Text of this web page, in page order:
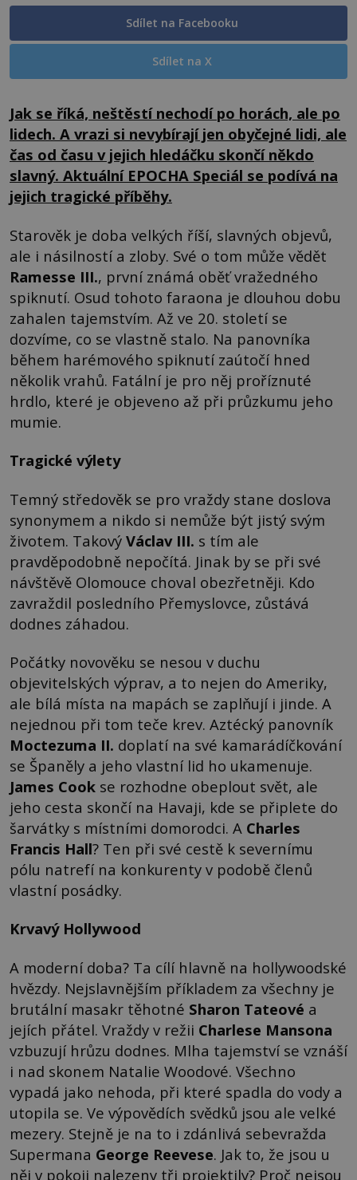
Sdílet na Facebooku
Sdílet na X
Jak se říká, neštěstí nechodí po horách, ale po
lidech. A vrazi si nevybírají jen obyčejné lidi, ale
čas od času v jejich hledáčku skončí někdo
slavný. Aktuální EPOCHA Speciál se podívá na
jejich tragické příběhy.
Starověk je doba velkých říší, slavných objevů,
ale i násilností a zloby. Své o tom může vědět
Ramesse III., první známá oběť vražedného
spiknutí. Osud tohoto faraona je dlouhou dobu
zahalen tajemstvím. Až ve 20. století se
dozvíme, co se vlastně stalo. Na panovníka
během harémového spiknutí zaútočí hned
několik vrahů. Fatální je pro něj proříznuté
hrdlo, které je objeveno až při průzkumu jeho
mumie.
Tragické výlety
Temný středověk se pro vraždy stane doslova
synonymem a nikdo si nemůže být jistý svým
životem. Takový Václav III. s tím ale
pravděpodobně nepočítá. Jinak by se při své
návštěvě Olomouce choval obezřetněji. Kdo
zavraždil posledního Přemyslovce, zůstává
dodnes záhadou.
Počátky novověku se nesou v duchu
objevitelských výprav, a to nejen do Ameriky,
ale bílá místa na mapách se zaplňují i jinde. A
nejednou při tom teče krev. Aztécký panovník
Moctezuma II. doplatí na své kamarádíčkování
se Španěly a jeho vlastní lid ho ukamenuje.
James Cook se rozhodne obeplout svět, ale
jeho cesta skončí na Havaji, kde se připlete do
šarvátky s místními domorodci. A Charles
Francis Hall? Ten při své cestě k severnímu
pólu natrefí na konkurenty v podobě členů
vlastní posádky.
Krvavý Hollywood
A moderní doba? Ta cílí hlavně na hollywoodské
hvězdy. Nejslavnějším příkladem za všechny je
brutální masakr těhotné Sharon Tateové a
jejích přátel. Vraždy v režii Charlese Mansona
vzbuzují hrůzu dodnes. Mlha tajemství se vznáší
i nad skonem Natalie Woodové. Všechno
vypadá jako nehoda, při které spadla do vody a
utopila se. Ve výpovědích svědků jsou ale velké
mezery. Stejně je na to i zdánlivá sebevražda
Supermana George Reevese. Jak to, že jsou u
něj v pokoji nalezeny tři projektily? Proč nejsou